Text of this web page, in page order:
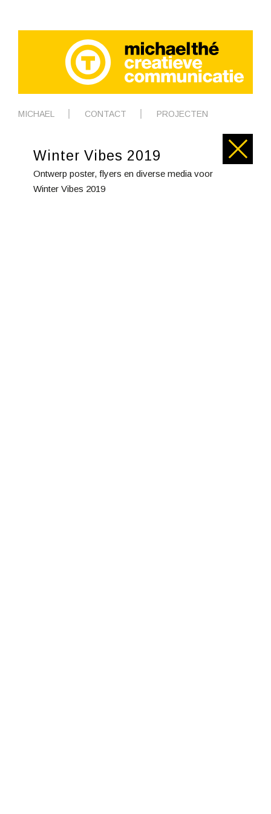
MICHAEL CONTACT PROJECTEN
Winter Vibes 2019
Ontwerp poster, flyers en diverse media voor
Winter Vibes 2019